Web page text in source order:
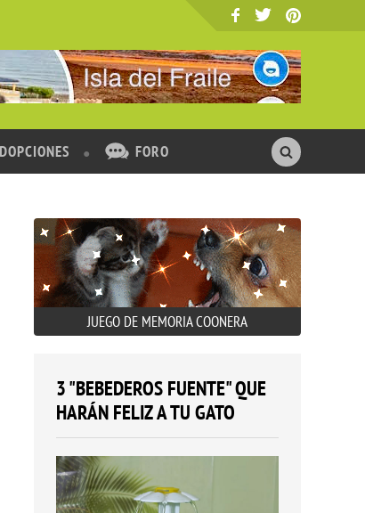
FORO
JUEGO DE MEMORIA COONERA
3 "BEBEDEROS FUENTE" QUE
HARÁN FELIZ A TU GATO